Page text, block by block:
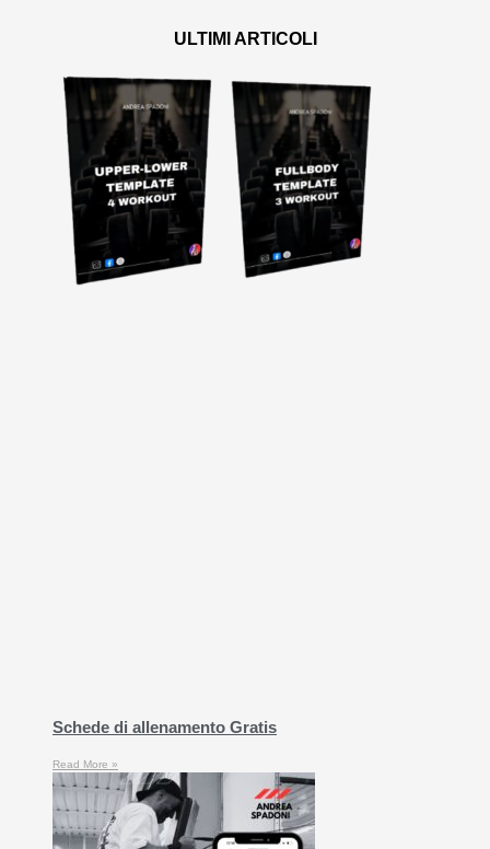
ULTIMI ARTICOLI
Schede di allenamento Gratis
Read More »